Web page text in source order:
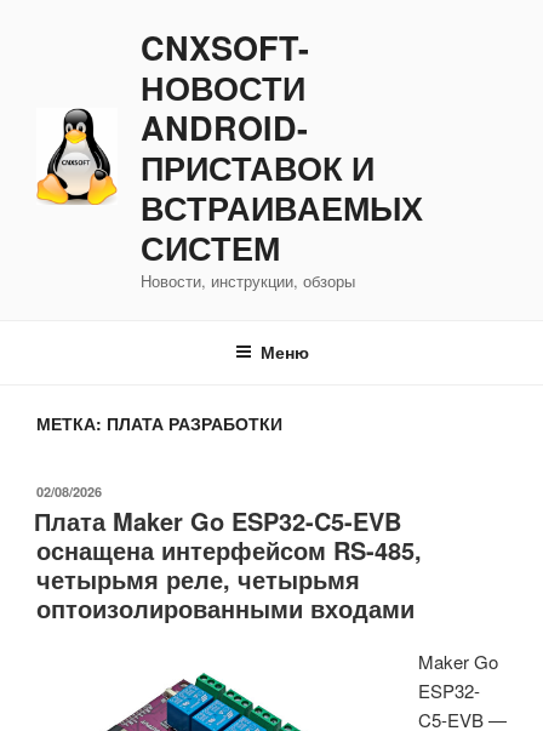
CNXSOFT-
НОВОСТИ
ANDROID-
ПРИСТАВОК И
ВСТРАИВАЕМЫХ
СИСТЕМ
Новости, инструкции, обзоры
Меню
МЕТКА: ПЛАТА РАЗРАБОТКИ
ОПУБЛИКОВАНО
02/08/2026
Плата Maker Go ESP32-C5-EVB
оснащена интерфейсом RS-485,
четырьмя реле, четырьмя
оптоизолированными входами
Maker Go
ESP32-
C5-EVB —